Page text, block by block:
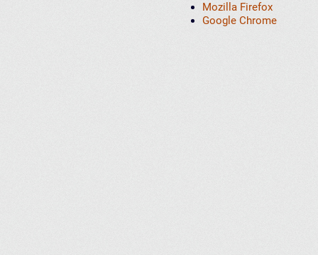
Mozilla Firefox
Google Chrome